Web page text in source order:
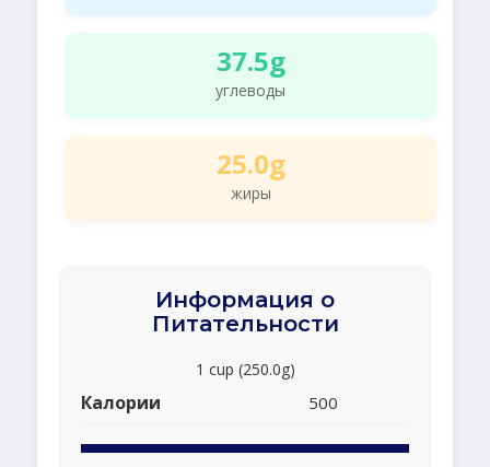
37.5g
углеводы
25.0g
жиры
Информация о
Питательности
1 cup (250.0g)
Калории 500